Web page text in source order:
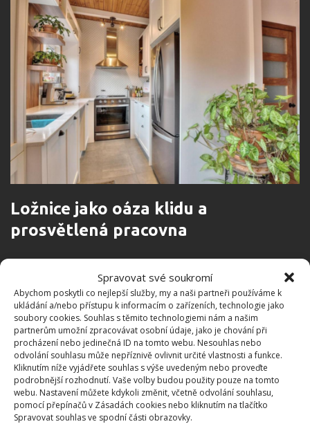
Spravovat své soukromí
Abychom poskytli co nejlepší služby, my a naši partneři používáme k
ukládání a/nebo přístupu k informacím o zařízeních, technologie jako
soubory cookies. Souhlas s těmito technologiemi nám a našim
partnerům umožní zpracovávat osobní údaje, jako je chování při
procházení nebo jedinečná ID na tomto webu. Nesouhlas nebo
odvolání souhlasu může nepříznivě ovlivnit určité vlastnosti a funkce.
Kliknutím níže vyjádřete souhlas s výše uvedeným nebo proveďte
podrobnější rozhodnutí. Vaše volby budou použity pouze na tomto
webu. Nastavení můžete kdykoli změnit, včetně odvolání souhlasu,
pomocí přepínačů v Zásadách cookies nebo kliknutím na tlačítko
Spravovat souhlas ve spodní části obrazovky.
Ložnice jako oáza klidu a
prosvětlená pracovna
I ložnice a pracovna jsou stylizovány obdobně, jako
celý dům. Ložnice je sice menších rozměrů, ale za to
je vybavena nábytkem, z kterého zrak přechází.
Prostorná postel zajistí majitelům určitě ničím
nerušený a zdravý spánek.